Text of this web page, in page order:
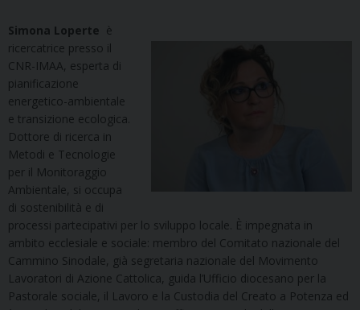
Simona Loperte è
ricercatrice presso il
CNR-IMAA, esperta di
pianificazione
energetico-ambientale
e transizione ecologica.
Dottore di ricerca in
Metodi e Tecnologie
per il Monitoraggio
Ambientale, si occupa
di sostenibilità e di
processi partecipativi per lo sviluppo locale. È impegnata in
ambito ecclesiale e sociale: membro del Comitato nazionale del
Cammino Sinodale, già segretaria nazionale del Movimento
Lavoratori di Azione Cattolica, guida l’Ufficio diocesano per la
Pastorale sociale, il Lavoro e la Custodia del Creato a Potenza ed